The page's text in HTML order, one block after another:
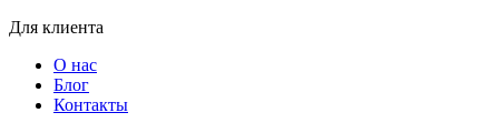
Для клиента
О нас
Блог
Контакты